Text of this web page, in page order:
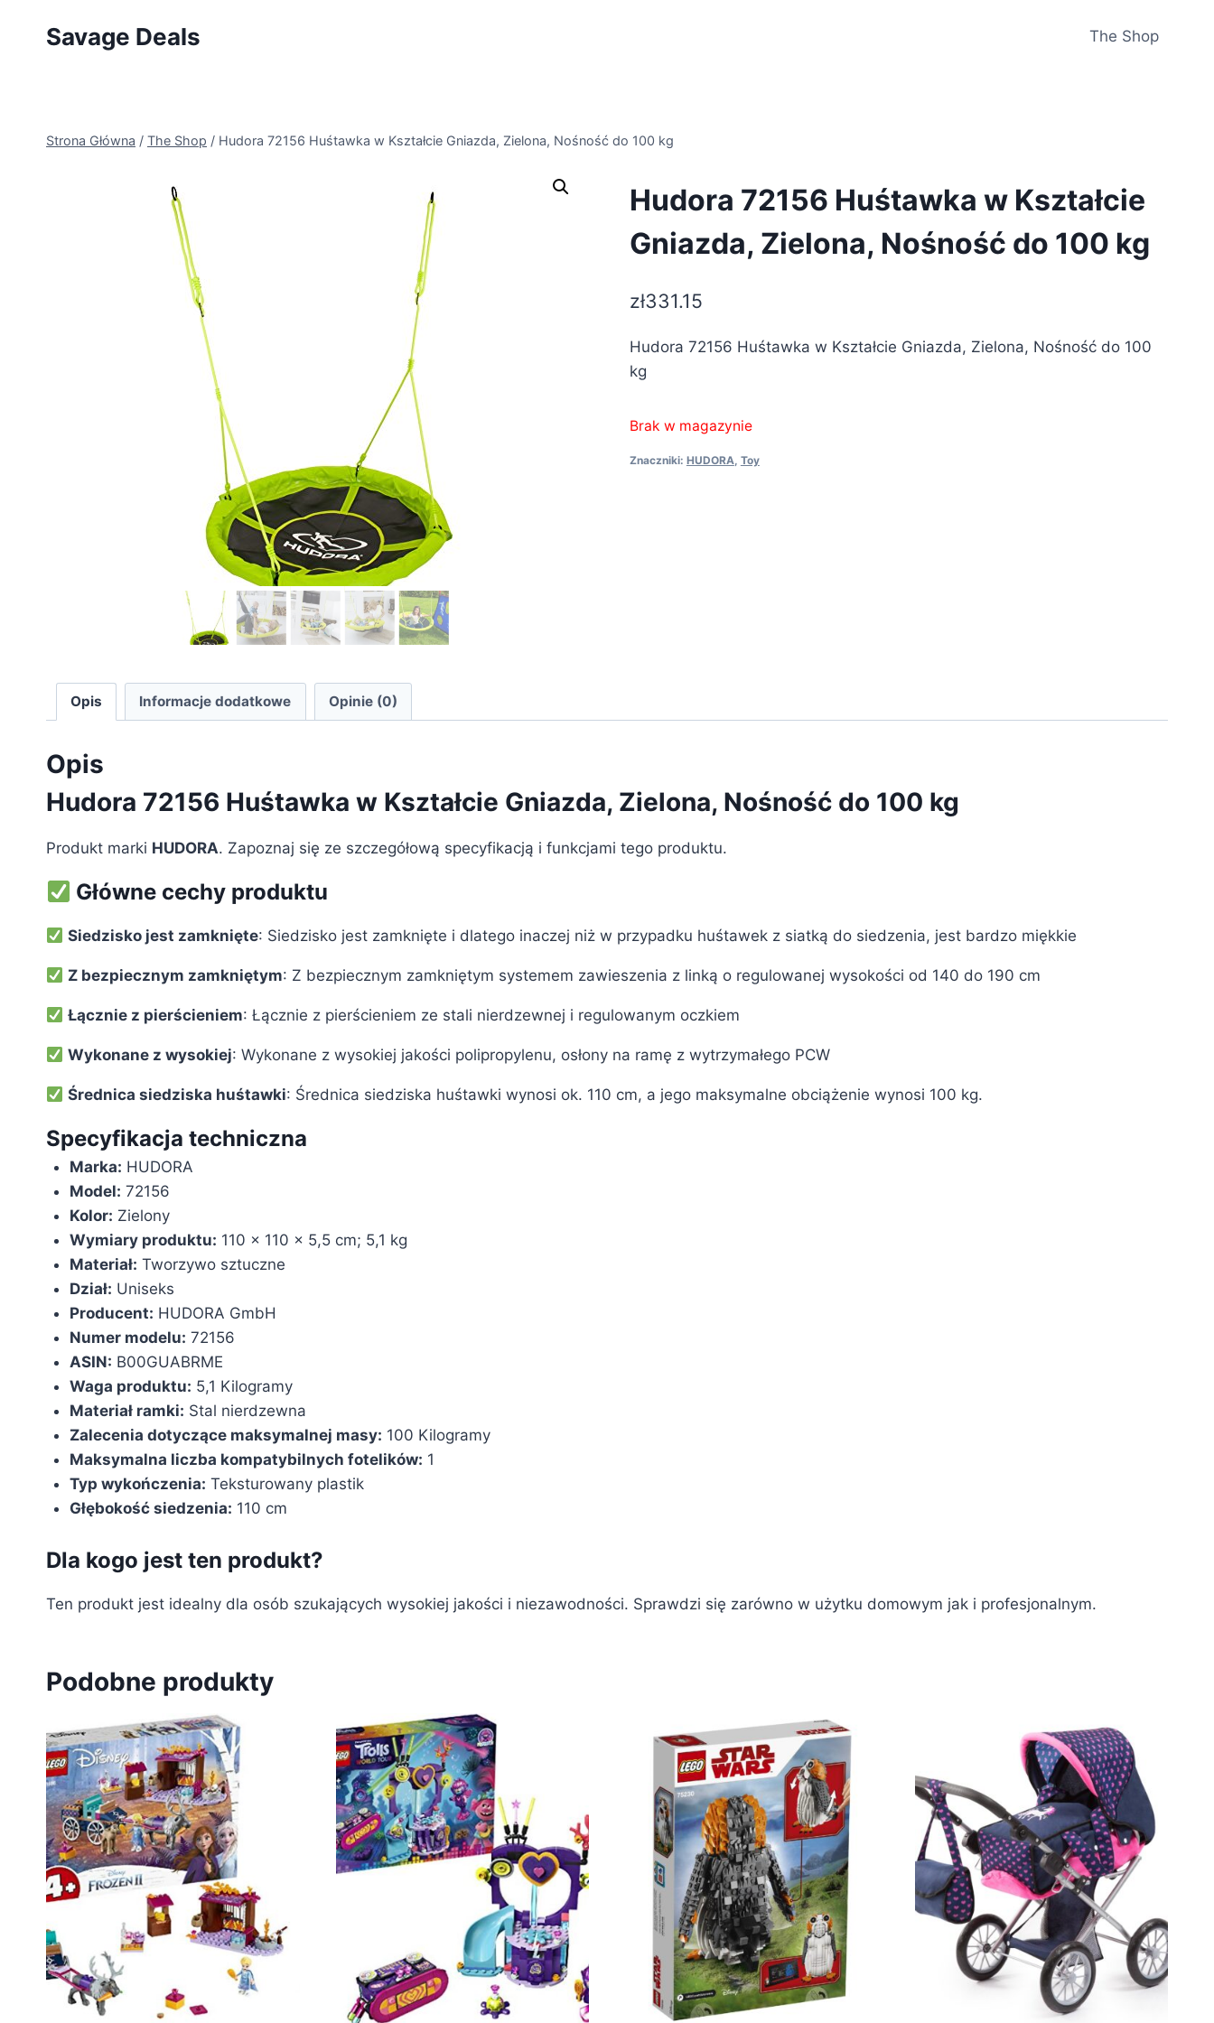
Savage Deals The Shop
Strona Główna / The Shop / Hudora 72156 Huśtawka w Kształcie Gniazda, Zielona, Nośność do 100 kg
Hudora 72156 Huśtawka w Kształcie
Gniazda, Zielona, Nośność do 100 kg
zł331.15
Hudora 72156 Huśtawka w Kształcie Gniazda, Zielona, Nośność do 100
kg
Brak w magazynie
Znaczniki: HUDORA Toy
Opis Informacje dodatkowe Opinie (0)
Opis
Hudora 72156 Huśtawka w Kształcie Gniazda, Zielona, Nośność do 100 kg
Produkt marki HUDORA. Zapoznaj się ze szczegółową specyfikacją i funkcjami tego produktu.
Główne cechy produktu
Siedzisko jest zamknięte: Siedzisko jest zamknięte i dlatego inaczej niż w przypadku huśtawek z siatką do siedzenia, jest bardzo miękkie
Z bezpiecznym zamkniętym: Z bezpiecznym zamkniętym systemem zawieszenia z linką o regulowanej wysokości od 140 do 190 cm
Łącznie z pierścieniem: Łącznie z pierścieniem ze stali nierdzewnej i regulowanym oczkiem
Wykonane z wysokiej: Wykonane z wysokiej jakości polipropylenu, osłony na ramę z wytrzymałego PCW
Średnica siedziska huśtawki: Średnica siedziska huśtawki wynosi ok. 110 cm, a jego maksymalne obciążenie wynosi 100 kg.
Specyfikacja techniczna
Marka: ‎HUDORA
Model: ‎72156
Kolor: ‎Zielony
Wymiary produktu: ‎110 x 110 x 5,5 cm; 5,1 kg
Materiał: ‎Tworzywo sztuczne
Dział: ‎Uniseks
Producent: ‎HUDORA GmbH
Numer modelu: ‎72156
ASIN: ‎B00GUABRME
Waga produktu: 5,1 Kilogramy
Materiał ramki: Stal nierdzewna
Zalecenia dotyczące maksymalnej masy: 100 Kilogramy
Maksymalna liczba kompatybilnych fotelików: 1
Typ wykończenia: Teksturowany plastik
Głębokość siedzenia: 110 cm
Dla kogo jest ten produkt?
Ten produkt jest idealny dla osób szukających wysokiej jakości i niezawodności. Sprawdzi się zarówno w użytku domowym jak i profesjonalnym.
Podobne produkty